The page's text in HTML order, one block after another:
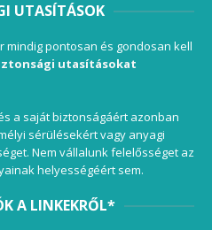
UTASÍTÁSOK
pontosan és gondosan kell
utasításokat
a saját biztonságáért azonban
sérülésekért vagy anyagi
Nem vállalunk felelősséget az
helyességéért sem.
A LINKEKRŐL*